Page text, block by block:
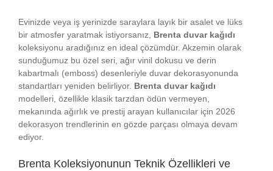
Evinizde veya iş yerinizde saraylara layık bir asalet ve lüks
bir atmosfer yaratmak istiyorsanız, Brenta duvar kağıdı
koleksiyonu aradığınız en ideal çözümdür. Akzemin olarak
sunduğumuz bu özel seri, ağır vinil dokusu ve derin
kabartmalı (emboss) desenleriyle duvar dekorasyonunda
standartları yeniden belirliyor. Brenta duvar kağıdı
modelleri, özellikle klasik tarzdan ödün vermeyen,
mekanında ağırlık ve prestij arayan kullanıcılar için 2026
dekorasyon trendlerinin en gözde parçası olmaya devam
ediyor.
Brenta Koleksiyonunun Teknik Özellikleri ve